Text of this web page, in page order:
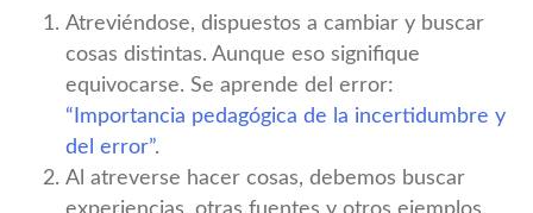
Atreviéndose, dispuestos a cambiar y buscar
cosas distintas. Aunque eso signifique
equivocarse. Se aprende del error:
“Importancia pedagógica de la incertidumbre y
del error”.
Al atreverse hacer cosas, debemos buscar